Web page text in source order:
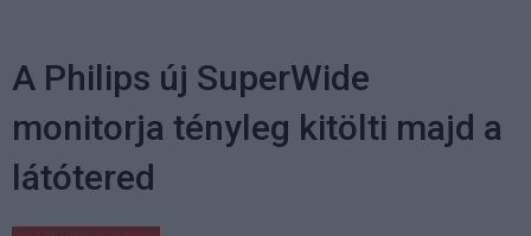
A Philips új SuperWide
monitorja tényleg kitölti majd a
látótered